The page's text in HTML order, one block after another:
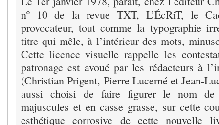
nº 10 de la revue TXT, L’ÉcRiT, le
provocateur, tout comme la typographie
titre qui mêle, à l’intérieur des mots,
Cette licence visuelle rappelle les
patronage est avoué par les rédacteurs à
(Christian Prigent, Pierre Lucerné et Jean-
aussi choisi de faire figurer le nom
majuscules et en casse grasse, sur cette
esthétique corrosive de cette nouvelle